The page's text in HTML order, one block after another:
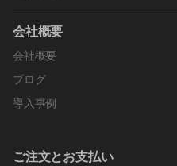
会社概要
会社概要
ブログ
導入事例
ご注文とお支払い